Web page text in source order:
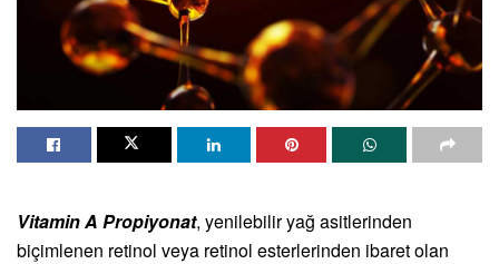
Vitamin A Propiyonat, yenilebilir yağ asitlerinden
biçimlenen retinol veya retinol esterlerinden ibaret olan